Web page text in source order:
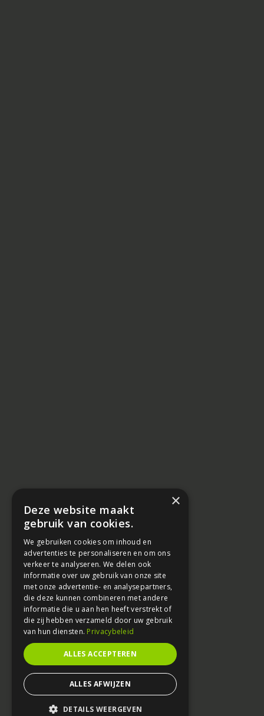
×
Deze website maakt
gebruik van cookies.
We gebruiken cookies om inhoud en
advertenties te personaliseren en om ons
verkeer te analyseren. We delen ook
informatie over uw gebruik van onze site
met onze advertentie- en analysepartners,
die deze kunnen combineren met andere
informatie die u aan hen heeft verstrekt of
die zij hebben verzameld door uw gebruik
van hun diensten. Privacybeleid
ALLES ACCEPTEREN
ALLES AFWIJZEN
DETAILS WEERGEVEN